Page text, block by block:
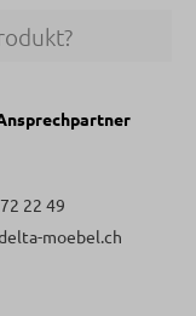
22 49
moebel.ch